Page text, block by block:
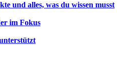
und alles, was du wissen musst
im Fokus